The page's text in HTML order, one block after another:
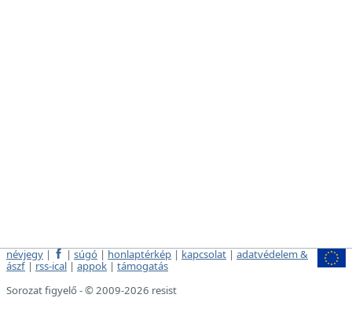
névjegy | | súgó | honlaptérkép | kapcsolat | adatvédelem &
ászf | rss-ical | appok | támogatás
Sorozat figyelő - © 2009-2026 resist